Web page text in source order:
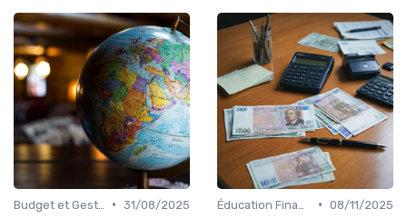
• 31/08/2025
• 08/11/2025